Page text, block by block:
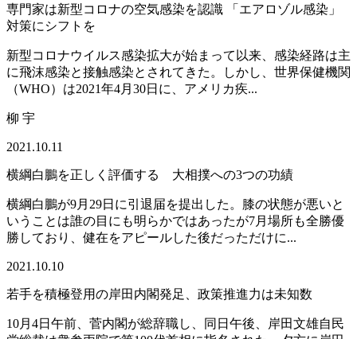
専門家は新型コロナの空気感染を認識 「エアロゾル感染」
対策にシフトを
新型コロナウイルス感染拡大が始まって以来、感染経路は主
に飛沫感染と接触感染とされてきた。しかし、世界保健機関
（WHO）は2021年4月30日に、アメリカ疾...
柳 宇
2021.10.11
横綱白鵬を正しく評価する 大相撲への3つの功績
横綱白鵬が9月29日に引退届を提出した。膝の状態が悪いと
いうことは誰の目にも明らかではあったが7月場所も全勝優
勝しており、健在をアピールした後だっただけに...
2021.10.10
若手を積極登用の岸田内閣発足、政策推進力は未知数
10月4日午前、菅内閣が総辞職し、同日午後、岸田文雄自民